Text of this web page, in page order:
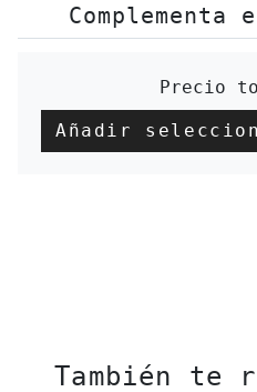
Complementa
Precio
Añadir
También te